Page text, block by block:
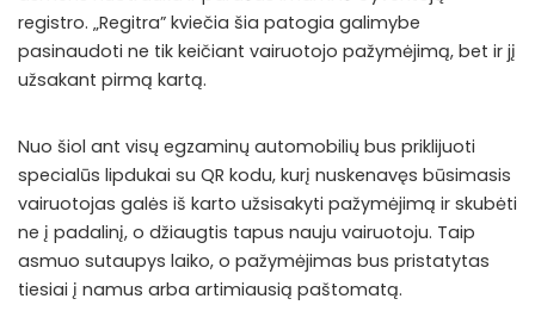
registro. „Regitra” kviečia šia patogia galimybe
pasinaudoti ne tik keičiant vairuotojo pažymėjimą, bet ir jį
užsakant pirmą kartą.
Nuo šiol ant visų egzaminų automobilių bus priklijuoti
specialūs lipdukai su QR kodu, kurį nuskenavęs būsimasis
vairuotojas galės iš karto užsisakyti pažymėjimą ir skubėti
ne į padalinį, o džiaugtis tapus nauju vairuotoju. Taip
asmuo sutaupys laiko, o pažymėjimas bus pristatytas
tiesiai į namus arba artimiausią paštomatą.